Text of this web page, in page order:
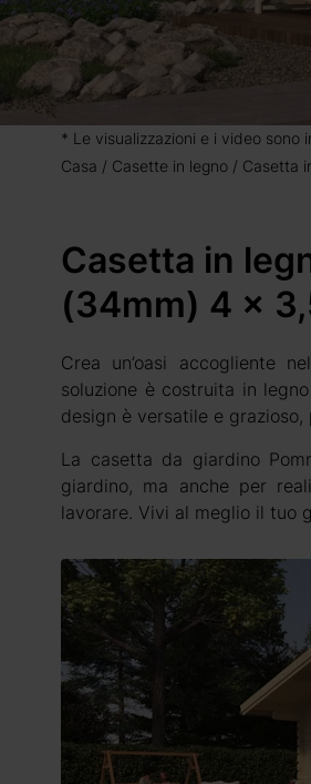
* Le visualizzazioni e i video sono
Casa
Casette in legno Casetta
Casetta in
(34mm) 4 x
Crea un’oasi accogliente
soluzione è costruita in
design è versatile e
La casetta da giardino
giardino, ma anche per
lavorare. Vivi al meglio il tuo